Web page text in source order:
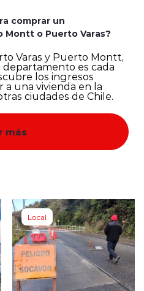
comprar un
o Puerto Varas?
Varas y Puerto Montt,
es cada
los ingresos
a una vivienda en la
ciudades de Chile.
más
Local